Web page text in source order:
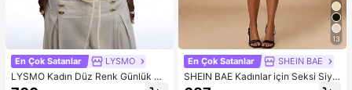
En Çok Satanlar LYSMO
LYSMO Kadın Düz Renk Günlük Ku
llanıma Uygun Çok Yönlü Straplez
13
En Çok Satanlar SHEIN BAE
SHEIN BAE Kadınlar için Seksi Siya
h Dar Kesim Sütyen ve Uyumlu Dar